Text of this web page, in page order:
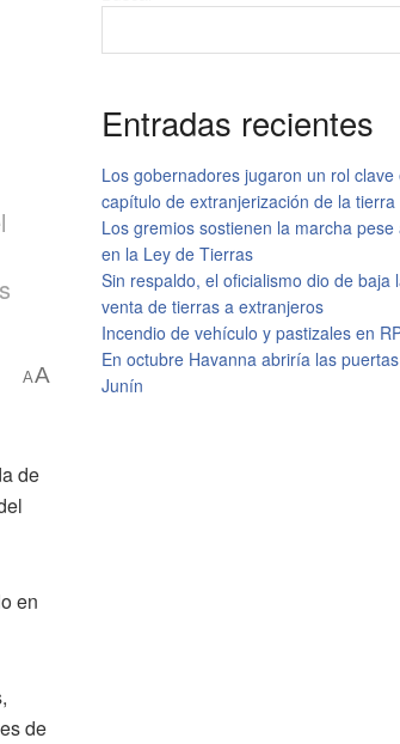
AA
de
en
de
Entradas recientes
Los gobernadores jugaron un rol
capítulo de extranjerización de la tierra
Los gremios sostienen la marcha
en la Ley de Tierras
Sin respaldo, el oficialismo dio de baja
venta de tierras a extranjeros
Incendio de vehículo y pastizales en
En octubre Havanna abriría las
Junín